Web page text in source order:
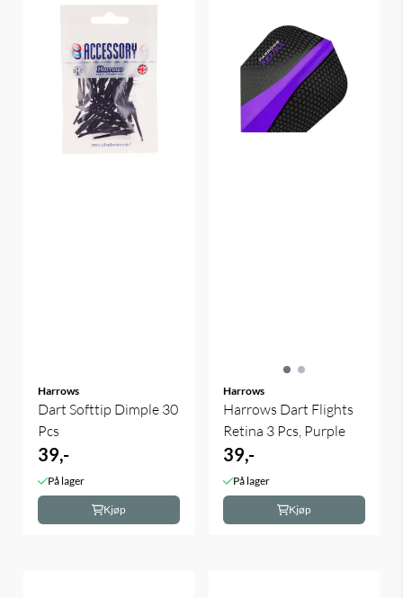
Harrows
Dart Softtip Dimple 30
Pcs
39,-
På lager
Kjøp
Harrows
Harrows Dart Flights
Retina 3 Pcs, Purple
39,-
På lager
Kjøp